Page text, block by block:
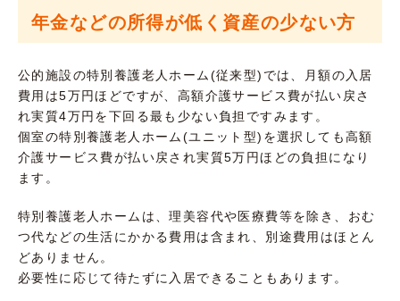
年金などの所得が低く資産の少ない方
公的施設の特別養護老人ホーム(従来型)では、月額の入居
費用は5万円ほどですが、高額介護サービス費が払い戻さ
れ実質4万円を下回る最も少ない負担ですみます。
個室の特別養護老人ホーム(ユニット型)を選択しても高額
介護サービス費が払い戻され実質5万円ほどの負担になり
ます。
特別養護老人ホームは、理美容代や医療費等を除き、おむ
つ代などの生活にかかる費用は含まれ、別途費用はほとん
どありません。
必要性に応じて待たずに入居できることもあります。